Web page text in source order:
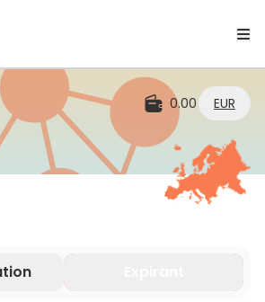
0.00 EUR
connecté où que